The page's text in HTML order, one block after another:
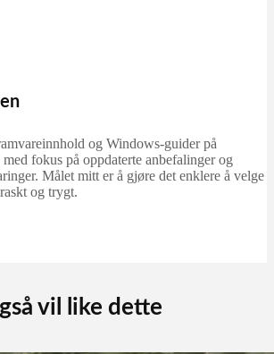
og Windows-guider på
fokus på oppdaterte anbefalinger og
Målet mitt er å gjøre det enklere å velge
og trygt.
vil like dette